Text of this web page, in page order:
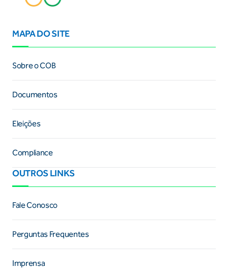
MAPA DO SITE
Sobre o COB
Documentos
Eleições
Compliance
OUTROS LINKS
Fale Conosco
Perguntas Frequentes
Imprensa